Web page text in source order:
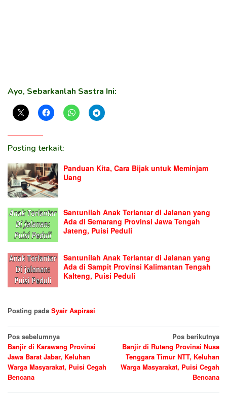
Ayo, Sebarkanlah Sastra Ini:
Posting terkait:
Panduan Kita, Cara Bijak untuk Meminjam
Uang
Santunilah Anak Terlantar di Jalanan yang
Ada di Semarang Provinsi Jawa Tengah
Jateng, Puisi Peduli
Santunilah Anak Terlantar di Jalanan yang
Ada di Sampit Provinsi Kalimantan Tengah
Kalteng, Puisi Peduli
Posting pada Syair Aspirasi
Navigasi
pos
Pos sebelumnya
Banjir di Karawang Provinsi
Jawa Barat Jabar, Keluhan
Warga Masyarakat, Puisi Cegah
Bencana
Pos berikutnya
Banjir di Ruteng Provinsi Nusa
Tenggara Timur NTT, Keluhan
Warga Masyarakat, Puisi Cegah
Bencana